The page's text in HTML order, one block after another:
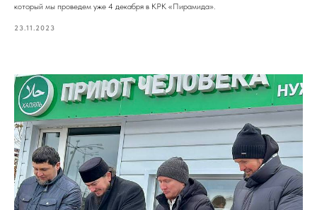
который мы проведем уже 4 декабря в КРК «Пирамида».
23.11.2023